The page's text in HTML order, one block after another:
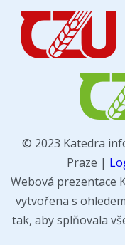
© 2023 Katedra
Praze |
Webová prezentace
vytvořena s
tak, aby splňovala